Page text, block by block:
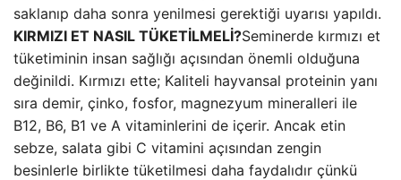
saklanıp daha sonra yenilmesi gerektiği uyarısı yapıldı.
KIRMIZI ET NASIL TÜKETİLMELİ?Seminerde kırmızı et
tüketiminin insan sağlığı açısından önemli olduğuna
değinildi. Kırmızı ette; Kaliteli hayvansal proteinin yanı
sıra demir, çinko, fosfor, magnezyum mineralleri ile
B12, B6, B1 ve A vitaminlerini de içerir. Ancak etin
sebze, salata gibi C vitamini açısından zengin
besinlerle birlikte tüketilmesi daha faydalıdır çünkü